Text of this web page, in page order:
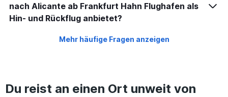
nach Alicante ab Frankfurt Hahn Flughafen als
Hin- und Rückflug anbietet?
Mehr häufige Fragen anzeigen
Du reist an einen Ort unweit von